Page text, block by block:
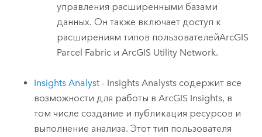
управления расширенными базами
данных. Он также включает доступ к
расширениям типов пользователейArcGIS
Parcel Fabric иArcGIS Utility Network.
Insights Analyst - Insights Analysts содержит все
возможности для работы вArcGIS Insights, в
том числе создание и публикация ресурсов и
выполнение анализа. Этот тип пользователя